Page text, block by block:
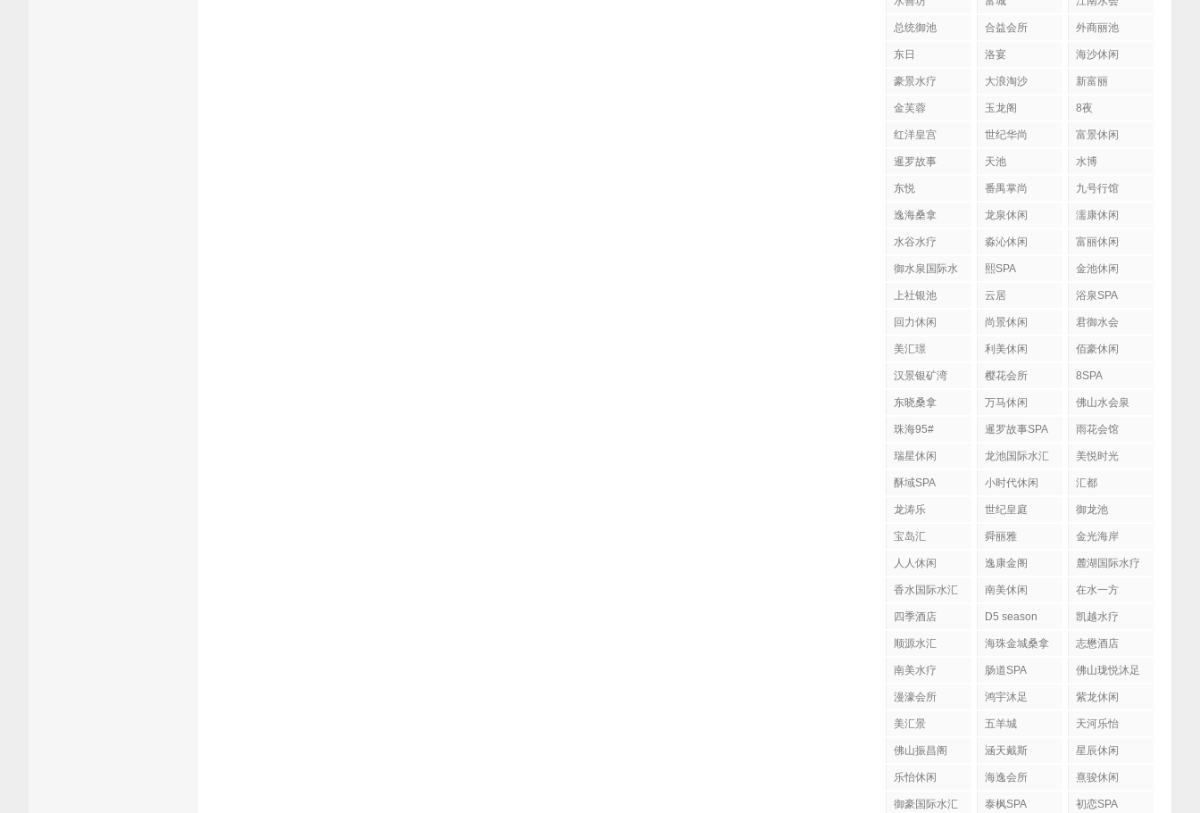
总统御池 合益会所 外商丽池
东日 洛宴 海沙休闲
豪景水疗 大浪淘沙 新富丽
金芙蓉 玉龙阁 8夜
红洋皇宫 世纪华尚 富景休闲
暹罗故事 天池 水博
东悦 番禺掌尚 九号行馆
逸海桑拿 龙泉休闲 濡康休闲
水谷水疗 淼沁休闲 富丽休闲
御水泉国际水
熙SPA 金池休闲
上社银池 云居 浴泉SPA
回力休闲 尚景休闲 君御水会
美汇璟 利美休闲 佰豪休闲
汉景银矿湾 樱花会所 8SPA
东晓桑拿 万马休闲 佛山水会泉
珠海95# 暹罗故事SPA 雨花会馆
瑞星休闲 龙池国际水汇 美悦时光
酥域SPA 小时代休闲 汇都
龙涛乐 世纪皇庭 御龙池
宝岛汇 舜丽雅 金光海岸
人人休闲 逸康金阁 麓湖国际水疗
香水国际水汇 南美休闲 在水一方
四季酒店 D5 season 凯越水疗
顺源水汇 海珠金城桑拿 志懋酒店
南美水疗 肠道SPA 佛山珑悦沐足
漫濠会所 鸿宇沐足 紫龙休闲
美汇景 五羊城 天河乐怡
佛山振昌阁 涵天戴斯 星辰休闲
乐怡休闲 海逸会所 熹骏休闲
御豪国际水汇 泰枫SPA 初恋SPA